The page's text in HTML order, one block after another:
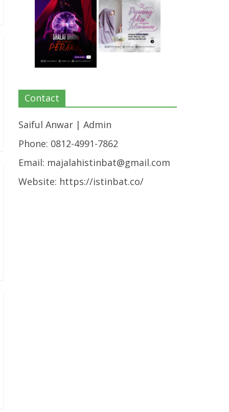
Contact
Saiful Anwar | Admin
Phone: 0812-4991-7862
Email: majalahistinbat@gmail.com
Website: https://istinbat.co/